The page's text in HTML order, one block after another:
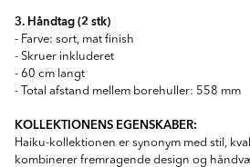
3. Håndtag (2 stk)
- Farve: sort, mat finish
- Skruer inkluderet
- 60 cm langt
- Total afstand mellem borehuller: 558 mm
KOLLEKTIONENS EGENSKABER:
Haiku-kollektionen er synonym med stil,
kombinerer fremragende design og